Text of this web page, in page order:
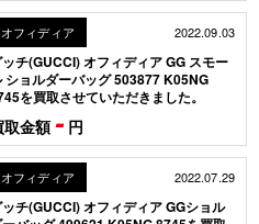
オフィディア 2022.09.03
チ(GUCCI) オフィディア GG スモー
ショルダーバッグ 503877 K05NG
を買取させていただきました。
取金額- 円
オフィディア 2022.07.29
チ(GUCCI) オフィディア GGショル